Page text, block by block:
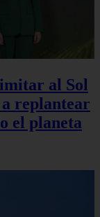
al Sol
replantear
el planeta